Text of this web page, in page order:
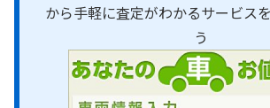
から手軽に査定がわかるサービス
う